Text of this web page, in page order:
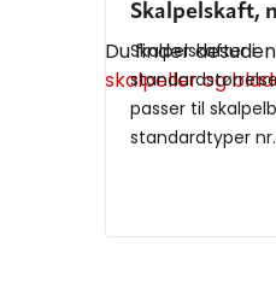
Du finder
skalpeller og
Skalpelskaft,
Skalpelskafter i
passer til
standardtyper nr.